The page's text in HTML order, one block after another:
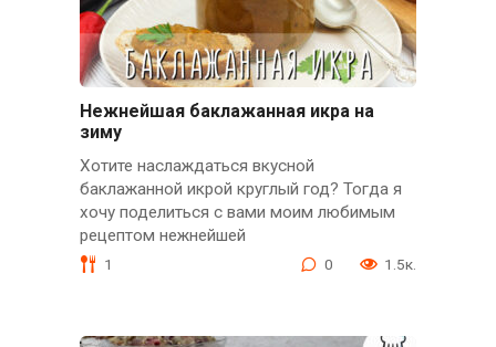
Нежнейшая баклажанная икра на
зиму
Хотите наслаждаться вкусной
баклажанной икрой круглый год? Тогда я
хочу поделиться с вами моим любимым
рецептом нежнейшей
1 0 1.5к.